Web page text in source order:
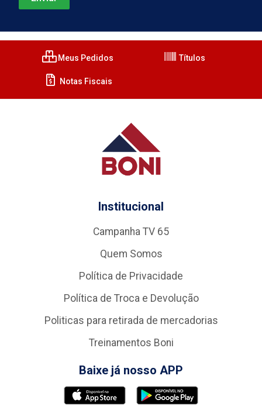
Meus Pedidos Títulos
Notas Fiscais
Institucional
Campanha TV 65
Quem Somos
Política de Privacidade
Política de Troca e Devolução
Politicas para retirada de mercadorias
Treinamentos Boni
Baixe já nosso APP